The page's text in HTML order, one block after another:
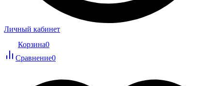
Личный кабинет
Корзина0
Сравнение0